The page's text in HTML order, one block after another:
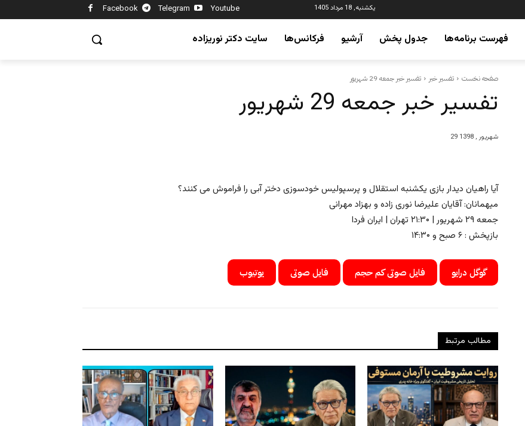
Facebook Telegram Youtube یکشنبه, 18 مرداد 1405
فهرست برنامه‌ها جدول پخش آرشیو فرکانس‌ها سایت دکتر نوریزاده
صفحه نخست تفسیر خبر
29 شهریور , 1398
آیا راهیان دیدار بازی یکشنبه استقلال و پرسپولیس خودسوزی دختر آبی را فراموش می کنند؟
میهمانان: آقایان علیرضا نوری زاده و بهزاد مهرانی
جمعه ۲۹ شهریور | ۲۱:۳۰ تهران | ایران فردا
بازپخش : ۶ صبح و ۱۴:۳۰
یوتیوب فایل صوتی فایل صوتی کم حجم گوگل درایو
مطالب مرتبط